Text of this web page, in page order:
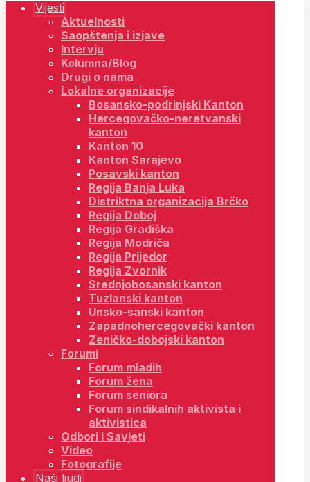
Vijesti
Aktuelnosti
Saopštenja i izjave
Intervju
Kolumna/Blog
Drugi o nama
Lokalne organizacije
Bosansko-podrinjski Kanton
Hercegovačko-neretvanski
kanton
Kanton 10
Kanton Sarajevo
Posavski kanton
Regija Banja Luka
Distriktna organizacija Brčko
Regija Doboj
Regija Gradiška
Regija Modriča
Regija Prijedor
Regija Zvornik
Srednjobosanski kanton
Tuzlanski kanton
Unsko-sanski kanton
Zapadnohercegovački kanton
Zeničko-dobojski kanton
Forumi
Forum mladih
Forum žena
Forum seniora
Forum sindikalnih aktivista i
aktivistica
Odbori i Savjeti
Video
Fotografije
Naši ljudi